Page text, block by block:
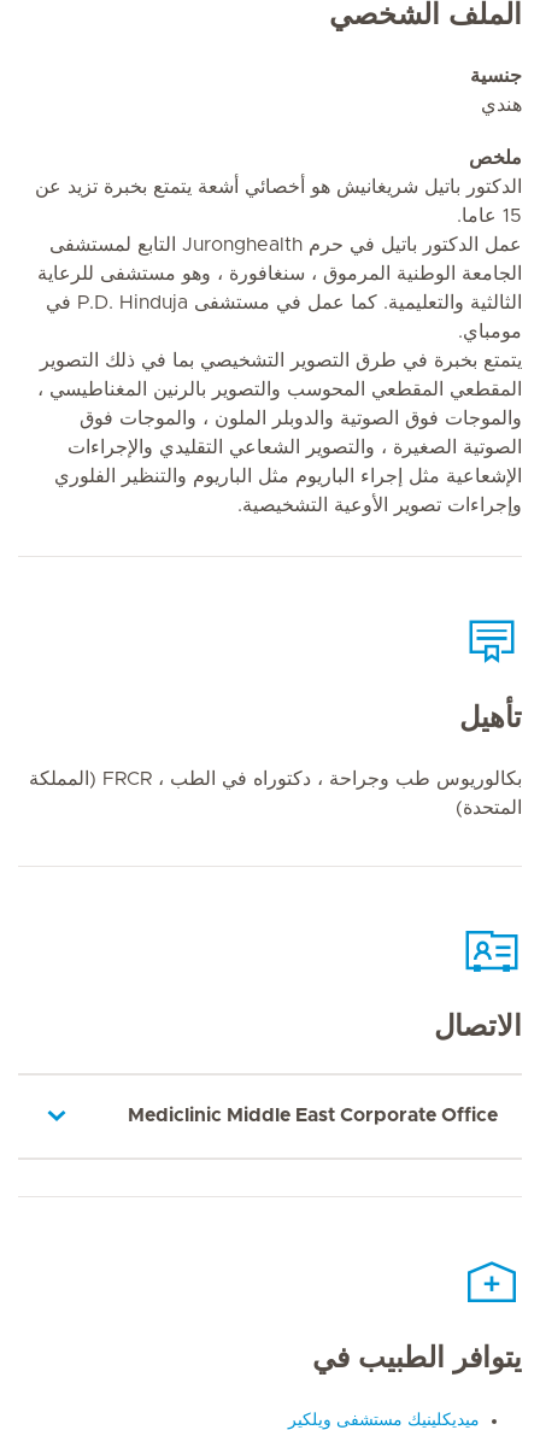
الملف الشخصي
جنسية
هندي
ملخص
الدكتور باتيل شريغانيش هو أخصائي أشعة يتمتع بخبرة تزيد عن
15 عاما.
عمل الدكتور باتيل في حرم Juronghealth التابع لمستشفى
الجامعة الوطنية المرموق ، سنغافورة ، وهو مستشفى للرعاية
الثالثية والتعليمية. كما عمل في مستشفى P.D. Hinduja في
مومباي.
يتمتع بخبرة في طرق التصوير التشخيصي بما في ذلك التصوير
المقطعي المقطعي المحوسب والتصوير بالرنين المغناطيسي ،
والموجات فوق الصوتية والدوبلر الملون ، والموجات فوق
الصوتية الصغيرة ، والتصوير الشعاعي التقليدي والإجراءات
الإشعاعية مثل إجراء الباريوم مثل الباريوم والتنظير الفلوري
وإجراءات تصوير الأوعية التشخيصية.
تأهيل
بكالوريوس طب وجراحة ، دكتوراه في الطب ، FRCR (المملكة
المتحدة)
الاتصال
Mediclinic Middle East Corporate Office
يتوافر الطبيب في
ميديكلينيك مستشفى ويلكير